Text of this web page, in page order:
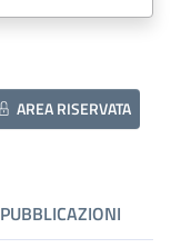
AREA RISERVATA
PUBBLICAZIONI